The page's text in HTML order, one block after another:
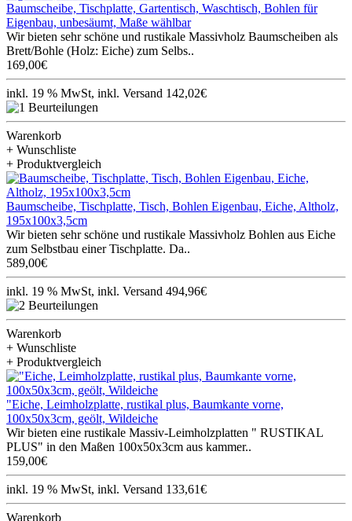
Baumscheibe, Tischplatte, Gartentisch, Waschtisch, Bohlen für
Eigenbau, unbesäumt, Maße wählbar
Wir bieten sehr schöne und rustikale Massivholz Baumscheiben als
Brett/Bohle (Holz: Eiche) zum Selbs..
169,00€
inkl. 19 % MwSt, inkl. Versand 142,02€
Warenkorb
+ Wunschliste
+ Produktvergleich
Baumscheibe, Tischplatte, Tisch, Bohlen Eigenbau, Eiche, Altholz,
195x100x3,5cm
Wir bieten sehr schöne und rustikale Massivholz Bohlen aus Eiche
zum Selbstbau einer Tischplatte. Da..
589,00€
inkl. 19 % MwSt, inkl. Versand 494,96€
Warenkorb
+ Wunschliste
+ Produktvergleich
"Eiche, Leimholzplatte, rustikal plus, Baumkante vorne,
100x50x3cm, geölt, Wildeiche
Wir bieten eine rustikale Massiv-Leimholzplatten " RUSTIKAL
PLUS" in den Maßen 100x50x3cm aus kammer..
159,00€
inkl. 19 % MwSt, inkl. Versand 133,61€
Warenkorb